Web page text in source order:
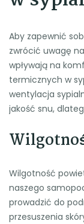
Aby zapewnić
zwrócić uwagę
wpływają na
termicznych w
wentylacja
jakość snu,
Wilgotność
naszego
prowadzić do
przesuszenia